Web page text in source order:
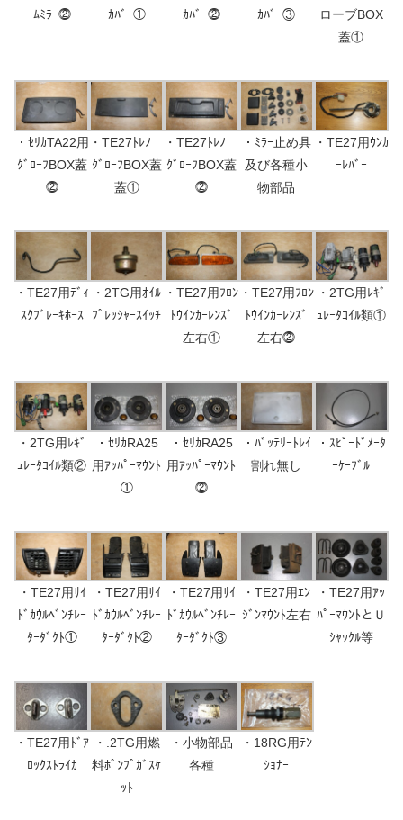
ﾑﾐﾗｰ⓶
ｶﾊﾞｰ①
ｶﾊﾞｰ⓶
ｶﾊﾞｰ③
ローブBOX
蓋①
・ｾﾘｶTA22用
ｸﾞﾛｰﾌBOX蓋
⓶
・TE27ﾄﾚﾉ
ｸﾞﾛｰﾌBOX蓋
蓋①
・TE27ﾄﾚﾉ
ｸﾞﾛｰﾌBOX蓋
⓶
・ﾐﾗｰ止め具
及び各種小
物部品
・TE27用ｳﾝｶ
ｰﾚﾊﾞｰ
・TE27用ﾃﾞｨ
ｽｸﾌﾞﾚｰｷﾎｰｽ
・2TG用ｵｲﾙ
ﾌﾟﾚｯｼｬｰｽｲｯﾁ
・TE27用ﾌﾛﾝ
ﾄｳｲﾝｶｰﾚﾝｽﾞ
左右①
・TE27用ﾌﾛﾝ
ﾄｳｲﾝｶｰﾚﾝｽﾞ
左右⓶
・2TG用ﾚｷﾞ
ｭﾚｰﾀｺｲﾙ類①
・2TG用ﾚｷﾞ
ｭﾚｰﾀｺｲﾙ類②
・ｾﾘｶRA25
用ｱｯﾊﾟｰﾏｳﾝﾄ
①
・ｾﾘｶRA25
用ｱｯﾊﾟｰﾏｳﾝﾄ
⓶
・ﾊﾞｯﾃﾘｰﾄﾚｲ
割れ無し
・ｽﾋﾟｰﾄﾞﾒｰﾀ
ｰｹｰﾌﾞﾙ
・TE27用ｻｲ
ﾄﾞｶｳﾙﾍﾞﾝﾁﾚｰ
ﾀｰﾀﾞｸﾄ①
・TE27用ｻｲ
ﾄﾞｶｳﾙﾍﾞﾝﾁﾚｰ
ﾀｰﾀﾞｸﾄ②
・TE27用ｻｲ
ﾄﾞｶｳﾙﾍﾞﾝﾁﾚｰ
ﾀｰﾀﾞｸﾄ③
・TE27用ｴﾝ
ｼﾞﾝﾏｳﾝﾄ左右
・TE27用ｱｯ
ﾊﾟｰﾏｳﾝﾄとＵ
ｼｬｯｸﾙ等
・TE27用ﾄﾞｱ
ﾛｯｸｽﾄﾗｲｶ
・.2TG用燃
料ﾎﾟﾝﾌﾟｶﾞｽｹ
ｯﾄ
・小物部品
各種
・18RG用ﾃﾝ
ｼｮﾅｰ